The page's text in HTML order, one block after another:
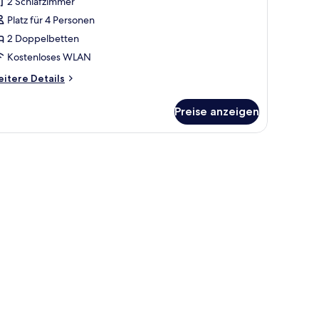
Platz für 4 Personen
2 Doppelbetten
Kostenloses WLAN
Details
Preise anzeigen